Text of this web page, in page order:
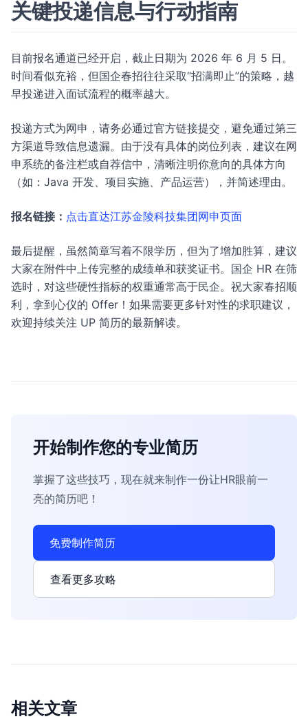
关键投递信息与行动指南
目前报名通道已经开启，截止日期为 2026 年 6 月 5 日。
时间看似充裕，但国企春招往往采取“招满即止”的策略，越
早投递进入面试流程的概率越大。
投递方式为网申，请务必通过官方链接提交，避免通过第三
方渠道导致信息遗漏。由于没有具体的岗位列表，建议在网
申系统的备注栏或自荐信中，清晰注明你意向的具体方向
（如：Java 开发、项目实施、产品运营），并简述理由。
报名链接： 点击直达江苏金陵科技集团网申页面
最后提醒，虽然简章写着不限学历，但为了增加胜算，建议
大家在附件中上传完整的成绩单和获奖证书。国企 HR 在筛
选时，对这些硬性指标的权重通常高于民企。祝大家春招顺
利，拿到心仪的 Offer！如果需要更多针对性的求职建议，
欢迎持续关注 UP 简历的最新解读。
开始制作您的专业简历
掌握了这些技巧，现在就来制作一份让HR眼前一
亮的简历吧！
免费制作简历
查看更多攻略
相关文章